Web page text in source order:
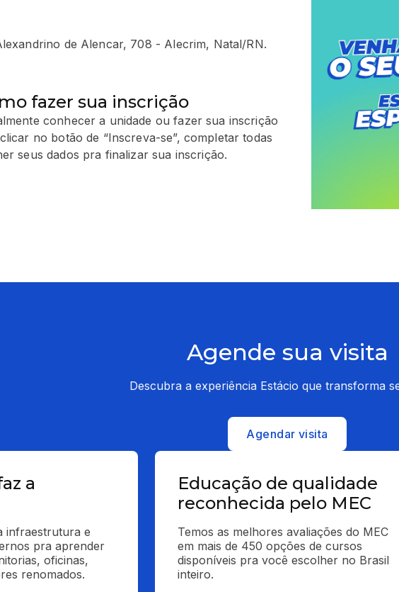
de Alencar, 708 - Alecrim, Natal/RN.
fazer sua inscrição
conhecer a unidade ou fazer sua inscrição
no botão de “Inscreva-se”, completar todas
seus dados pra finalizar sua inscrição.
Agende sua visita
Descubra a experiência Estácio que transforma
Agendar visita
a
infraestrutura e
pra aprender
oficinas,
renomados.
Educação de qualidade
reconhecida pelo MEC
Temos as melhores avaliações do MEC
em mais de 450 opções de cursos
disponíveis pra você escolher no Brasil
inteiro.